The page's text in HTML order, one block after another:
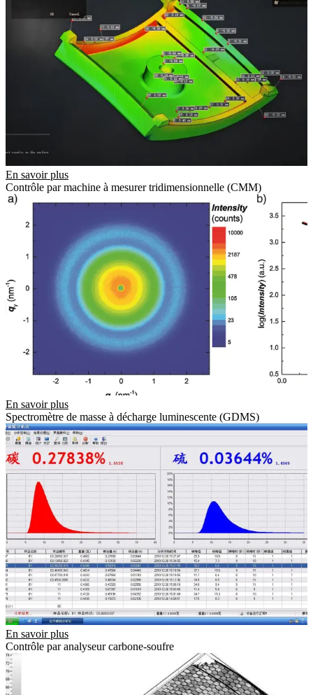
En savoir plus
Contrôle par machine à mesurer tridimensionnelle (CMM)
En savoir plus
Spectromètre de masse à décharge luminescente (GDMS)
En savoir plus
Contrôle par analyseur carbone-soufre